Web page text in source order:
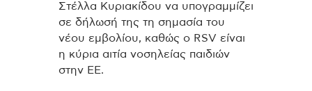
Στέλλα Κυριακίδου να υπογραμμίζει
σε δήλωσή της τη σημασία του
νέου εμβολίου, καθώς ο RSV είναι
η κύρια αιτία νοσηλείας παιδιών
στην ΕΕ.